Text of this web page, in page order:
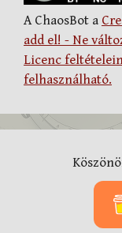
A ChaosBot a
add el! - Ne
Licenc
felhasználható.